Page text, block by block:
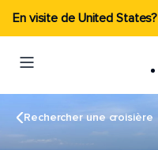
En visite de United States?
Rechercher une croisière